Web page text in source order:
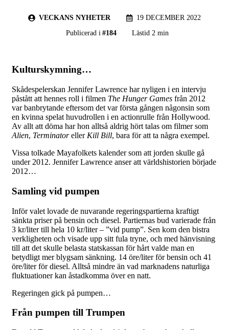
VECKANS NYHETER
19 DECEMBER 2022
Publicerad i #184 Lästid 2 min
Kulturskymning…
Skådespelerskan Jennifer Lawrence har nyligen i en intervju
påstått att hennes roll i filmen The Hunger Games från 2012
var banbrytande eftersom det var första gången någonsin som
en kvinna spelat huvudrollen i en actionrulle från Hollywood.
Av allt att döma har hon alltså aldrig hört talas om filmer som
Alien, Terminatoreller Kill Bill, bara för att ta några exempel.
Vissa tolkade Mayafolkets kalender som att jorden skulle gå
under 2012. Jennifer Lawrence anser att världshistorien började
2012…
Samling vid pumpen
Inför valet lovade de nuvarande regeringspartierna kraftigt
sänkta priser på bensin och diesel. Partiernas bud varierade från
3 kr/liter till hela 10 kr/liter – ”vid pump”. Sen kom den bistra
verkligheten och visade upp sitt fula tryne, och med hänvisning
till att det skulle belasta statskassan för hårt valde man en
betydligt mer blygsam sänkning. 14 öre/liter för bensin och 41
öre/liter för diesel. Alltså mindre än vad marknadens naturliga
fluktuationer kan åstadkomma över en natt.
Regeringen gick på pumpen…
Från pumpen till Trumpen